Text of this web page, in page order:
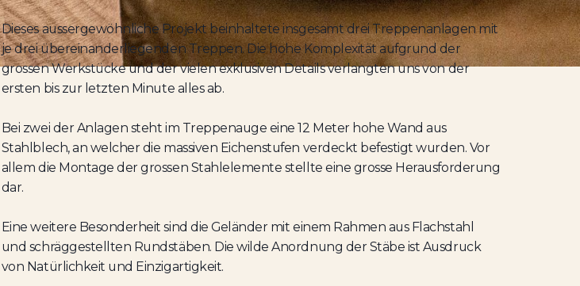
Dieses aussergewöhnliche Projekt beinhaltete insgesamt drei Treppenanlagen mit
je drei übereinanderliegenden Treppen. Die hohe Komplexität aufgrund der
grossen Werkstücke und der vielen exklusiven Details verlangten uns von der
ersten bis zur letzten Minute alles ab.
Bei zwei der Anlagen steht im Treppenauge eine 12 Meter hohe Wand aus
Stahlblech, an welcher die massiven Eichenstufen verdeckt befestigt wurden. Vor
allem die Montage der grossen Stahlelemente stellte eine grosse Herausforderung
dar.
Eine weitere Besonderheit sind die Geländer mit einem Rahmen aus Flachstahl
und schräggestellten Rundstäben. Die wilde Anordnung der Stäbe ist Ausdruck
von Natürlichkeit und Einzigartigkeit.